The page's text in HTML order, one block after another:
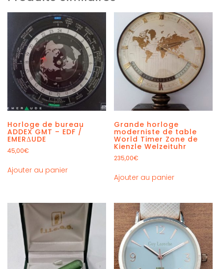
Horloge de bureau
ADDEX GMT – EDF /
EMERΔUDE
45,00€
Ajouter au panier
Grande horloge
moderniste de table
World Timer Zone de
Kienzle Welzeituhr
235,00€
Ajouter au panier